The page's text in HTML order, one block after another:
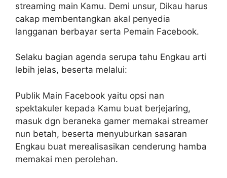
streaming main Kamu. Demi unsur, Dikau harus
cakap membentangkan akal penyedia
langganan berbayar serta Pemain Facebook.
Selaku bagian agenda serupa tahu Engkau arti
lebih jelas, beserta melalui:
Publik Main Facebook yaitu opsi nan
spektakuler kepada Kamu buat berjejaring,
masuk dgn beraneka gamer memakai streamer
nun betah, beserta menyuburkan sasaran
Engkau buat merealisasikan cenderung hamba
memakai men perolehan.